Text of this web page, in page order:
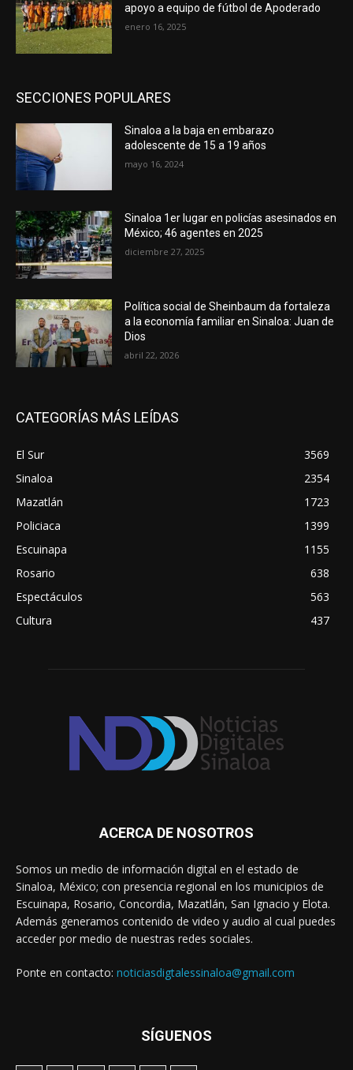
apoyo a equipo de fútbol de Apoderado
enero 16, 2025
SECCIONES POPULARES
Sinaloa a la baja en embarazo
adolescente de 15 a 19 años
mayo 16, 2024
Sinaloa 1er lugar en policías asesinados en
México; 46 agentes en 2025
diciembre 27, 2025
Política social de Sheinbaum da fortaleza
a la economía familiar en Sinaloa: Juan de
Dios
abril 22, 2026
CATEGORÍAS MÁS LEÍDAS
El Sur
3569
Sinaloa
2354
Mazatlán
1723
Policiaca
1399
Escuinapa
1155
Rosario
638
Espectáculos
563
Cultura
437
ACERCA DE NOSOTROS
Somos un medio de información digital en el estado de
Sinaloa, México; con presencia regional en los municipios de
Escuinapa, Rosario, Concordia, Mazatlán, San Ignacio y Elota.
Además generamos contenido de video y audio al cual puedes
acceder por medio de nuestras redes sociales.
Ponte en contacto: noticiasdigtalessinaloa@gmail.com
SÍGUENOS